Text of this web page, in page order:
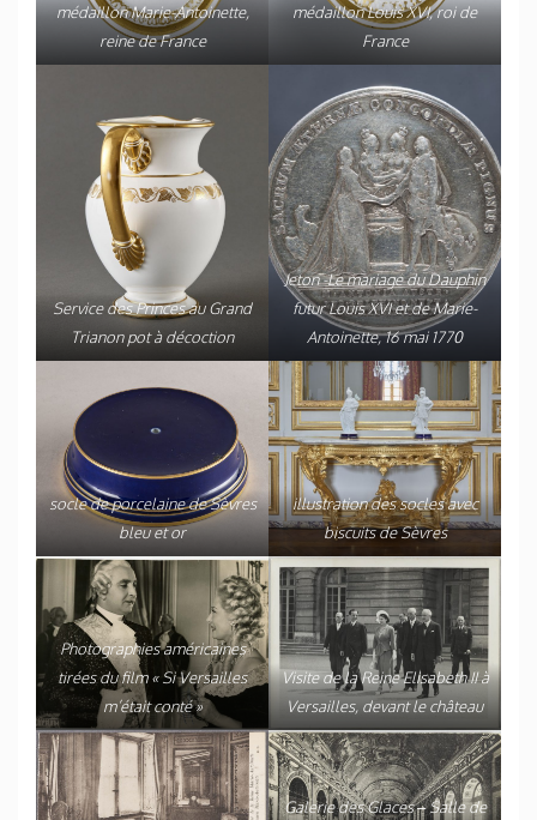
médaillon Marie-Antoinette,
reine de France
médaillon Louis XVI, roi de
France
Service des Princes au Grand
Trianon pot à décoction
Jeton -Le mariage du Dauphin
futur Louis XVI et de Marie-
Antoinette, 16 mai 1770
socle de porcelaine de Sèvres
bleu et or
illustration des socles avec
biscuits de Sèvres
Photographies américaines
tirées du film « Si Versailles
m’était conté »
Visite de la Reine Elisabeth II à
Versailles, devant le château
Galerie des Glaces – Salle de